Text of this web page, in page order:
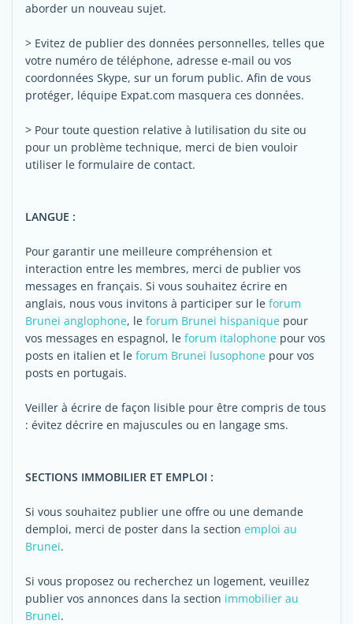
aborder un nouveau sujet.
> Evitez de publier des données personnelles, telles que
votre numéro de téléphone, adresse e-mail ou vos
coordonnées Skype, sur un forum public. Afin de vous
protéger, léquipe Expat.com masquera ces données.
> Pour toute question relative à lutilisation du site ou
pour un problème technique, merci de bien vouloir
utiliser le formulaire de contact.
LANGUE :
Pour garantir une meilleure compréhension et
interaction entre les membres, merci de publier vos
messages en français. Si vous souhaitez écrire en
anglais, nous vous invitons à participer sur le forum
Brunei anglophone, le forum Brunei hispanique pour
vos messages en espagnol, le forum italophone pour vos
posts en italien et le forum Brunei lusophone pour vos
posts en portugais.
Veiller à écrire de façon lisible pour être compris de tous
: évitez décrire en majuscules ou en langage sms.
SECTIONS IMMOBILIER ET EMPLOI :
Si vous souhaitez publier une offre ou une demande
demploi, merci de poster dans la section emploi au
Brunei.
Si vous proposez ou recherchez un logement, veuillez
publier vos annonces dans la section immobilier au
Brunei.